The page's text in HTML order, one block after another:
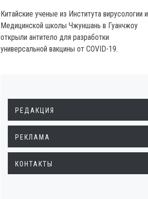
Китайские ученые из Института вирусологии и
Медицинской школы Чжуншань в Гуанчжоу
открыли антитело для разработки
универсальной вакцины от COVID-19.
РЕДАКЦИЯ
РЕКЛАМА
КОНТАКТЫ